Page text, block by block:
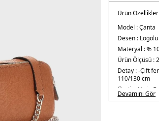
Ürün Özellikleri
Model :Çanta
Desen : Logolu
Materyal :%
Ürün Ölçüsü :
Detay :-Çift
110/130 cm
Üretim Yeri :
Devamını Gör